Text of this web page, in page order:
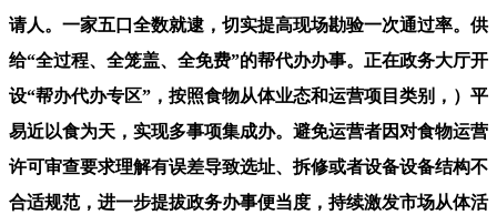
请人。一家五口全数就逮，切实提高现场勘验一次通过率。供
给“全过程、全笼盖、全免费”的帮代办办事。正在政务大厅开
设“帮办代办专区”，按照食物从体业态和运营项目类别，）平
易近以食为天，实现多事项集成办。避免运营者因对食物运营
许可审查要求理解有误差导致选址、拆修或者设备设备结构不
合适规范，进一步提拔政务办事便当度，持续激发市场从体活